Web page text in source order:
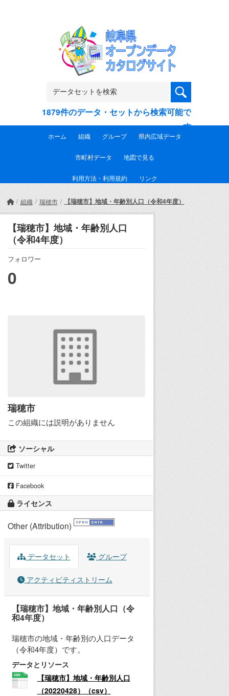
1879件のデータ・セットから検索可能で
す
ホーム 組織 グループ 県内広域データ
市町村データ 地図で見る
利用方法・利用規約 リンク
組織 瑞穂市 【瑞穂市】地域・年齢別人口（令和4年度）
【瑞穂市】地域・年齢別人口
（令和4年度）
フォロワー
0
瑞穂市
この組織には説明がありません
ソーシャル
Twitter
Facebook
ライセンス
Other (Attribution)
データセット グループ
アクティビティストリーム
【瑞穂市】地域・年齢別人口（令
和4年度）
瑞穂市の地域・年齢別の人口データ
（令和4年度）です。
データとリソース
【瑞穂市】地域・年齢別人口
（20220428）（csv）